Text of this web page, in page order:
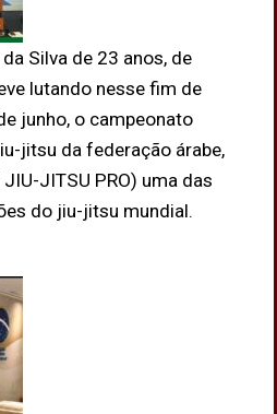
Silva de 23 anos, de
lutando nesse fim de
junho, o campeonato
jitsu da federação árabe,
JITSU PRO) uma das
do jiu-jitsu mundial.